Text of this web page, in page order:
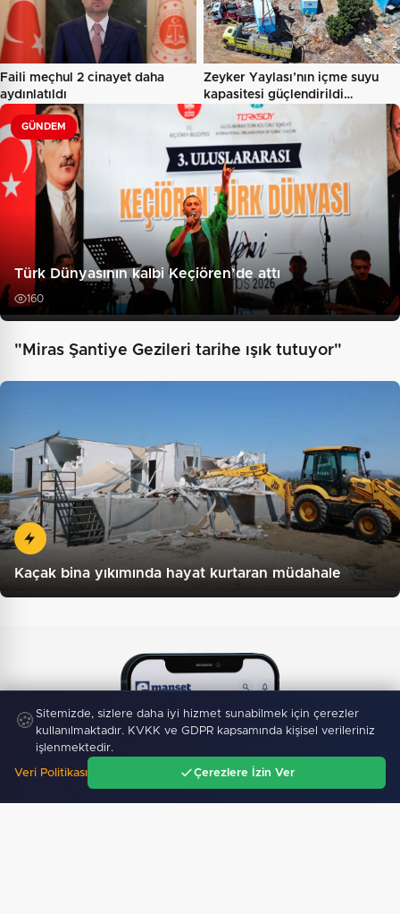
Faili meçhul 2 cinayet daha
aydınlatıldı
Zeyker Yaylası’nın içme suyu
kapasitesi güçlendirildi…
GÜNDEM
Türk Dünyasının kalbi Keçiören’de attı
160
"Miras Şantiye Gezileri tarihe ışık tutuyor"
Kaçak bina yıkımında hayat kurtaran müdahale
🍪 Sitemizde, sizlere daha iyi hizmet sunabilmek için çerezler
kullanılmaktadır. KVKK ve GDPR kapsamında kişisel verileriniz
işlenmektedir.
Veri Politikası Çerezlere İzin Ver
Gündem Ara Menü